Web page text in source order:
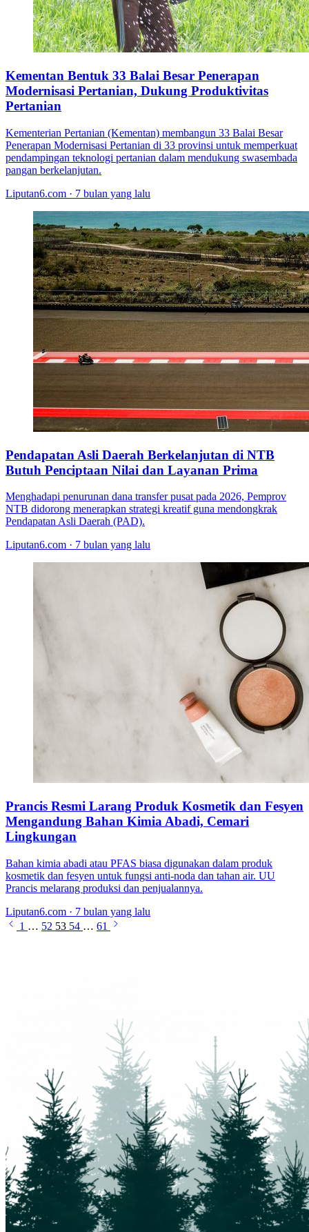
Kementan Bentuk 33 Balai Besar Penerapan
Modernisasi Pertanian, Dukung Produktivitas
Pertanian
Kementerian Pertanian (Kementan) membangun 33 Balai Besar
Penerapan Modernisasi Pertanian di 33 provinsi untuk memperkuat
pendampingan teknologi pertanian dalam mendukung swasembada
pangan berkelanjutan.
Liputan6.com · 7 bulan yang lalu
Pendapatan Asli Daerah Berkelanjutan di NTB
Butuh Penciptaan Nilai dan Layanan Prima
Menghadapi penurunan dana transfer pusat pada 2026, Pemprov
NTB didorong menerapkan strategi kreatif guna mendongkrak
Pendapatan Asli Daerah (PAD).
Liputan6.com · 7 bulan yang lalu
Prancis Resmi Larang Produk Kosmetik dan Fesyen
Mengandung Bahan Kimia Abadi, Cemari
Lingkungan
Bahan kimia abadi atau PFAS biasa digunakan dalam produk
kosmetik dan fesyen untuk fungsi anti-noda dan tahan air. UU
Prancis melarang produksi dan penjualannya.
Liputan6.com · 7 bulan yang lalu
1 … 52 53 54 … 61